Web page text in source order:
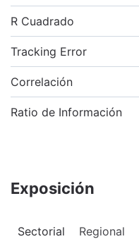
R Cuadrado
Tracking Error
Correlación
Ratio de Información
Exposición
Sectorial Regional